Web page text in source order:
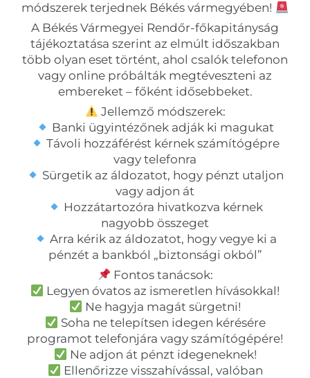
módszerek terjednek Békés vármegyében!
A Békés Vármegyei Rendőr-főkapitányság
tájékoztatása szerint az elmúlt időszakban
több olyan eset történt, ahol csalók telefonon
vagy online próbálták megtéveszteni az
embereket – főként idősebbeket.
Jellemző módszerek:
Banki ügyintézőnek adják ki magukat
Távoli hozzáférést kérnek számítógépre
vagy telefonra
Sürgetik az áldozatot, hogy pénzt utaljon
vagy adjon át
Hozzátartozóra hivatkozva kérnek
nagyobb összeget
Arra kérik az áldozatot, hogy vegye ki a
pénzét a bankból „biztonsági okból”
Fontos tanácsok:
Legyen óvatos az ismeretlen hívásokkal!
Ne hagyja magát sürgetni!
Soha ne telepítsen idegen kérésére
programot telefonjára vagy számítógépére!
Ne adjon át pénzt idegeneknek!
Ellenőrizze visszahívással, valóban